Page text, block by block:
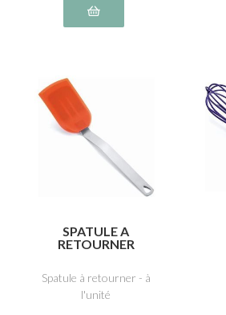
SPATULE A
RETOURNER
Spatule à retourner - à
l'unité